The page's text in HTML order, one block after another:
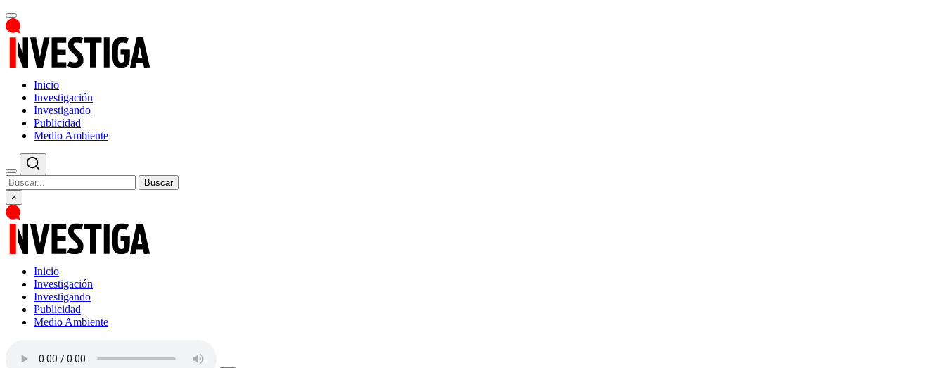
Inicio
Investigación
Investigando
Publicidad
Medio Ambiente
Buscar
×
Inicio
Investigación
Investigando
Publicidad
Medio Ambiente